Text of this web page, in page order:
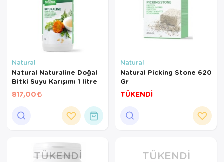
Natural
Natural Naturaline Doğal
Bitki Suyu Karışımı 1 litre
817,00
Natural
Natural Picking Stone 620
Gr
TÜKENDİ
TÜKENDI TÜKENDI